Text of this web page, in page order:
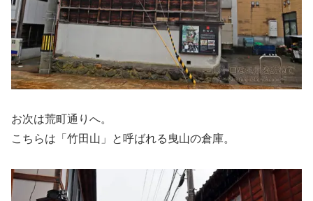
お次は荒町通りへ。
こちらは「竹田山」と呼ばれる曳山の倉庫。